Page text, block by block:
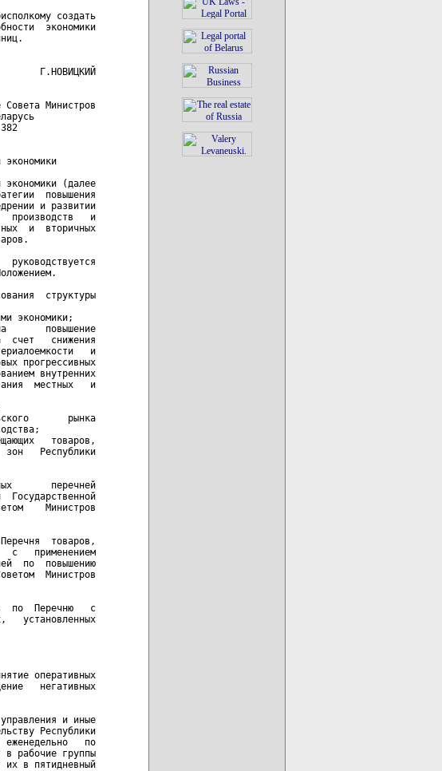
создать
экономики
Г.НОВИЦКИЙ
Совета Министров
экономики
экономики (далее
повышения
и развитии
производств   и
и  вторичных
руководствуется
структуры
экономики;
повышение
счет   снижения
и
прогрессивных
внутренних
местных   и
рынка
товаров,
зон   Республики
перечней
Государственной
Министров
товаров,
с   применением
по  повышению
Министров
по  Перечню   с
установленных
оперативных
негативных
и иные
Республики
еженедельно   по
рабочие группы
их в пятидневный